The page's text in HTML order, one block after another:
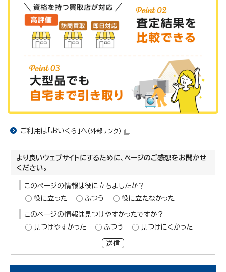
ご利用は「おいくら」へ（外部リンク）
より良いウェブサイトにするために、ページのご感想をお聞かせ
ください。
このページの情報は役に立ちましたか？
役に立った
ふつう 役に立たなかった
このページの情報は見つけやすかったですか？
見つけやすかった
ふつう 見つけにくかった
送信